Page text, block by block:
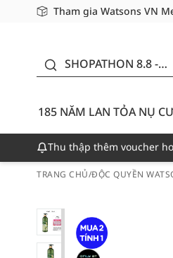
Tham gia Watsons VN
Miễn phí giao hàng cho
Giao hàng nhanh 24h -
SHOPATHON 8.8 -
CƯỜI - GIẢM ĐẾN
50%
185 NĂM LAN TỎA NỤ
Thu thập thêm voucher
TRANG CHỦ/ĐỘC QUYỀN